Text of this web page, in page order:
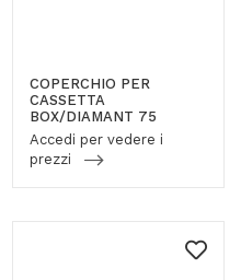
COPERCHIO PER
CASSETTA
BOX/DIAMANT 75
Accedi per vedere i
prezzi